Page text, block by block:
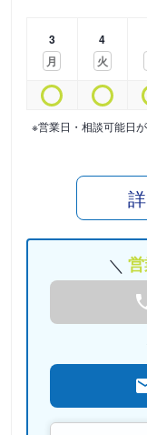
3
月
4
火
※営業日・相談可能日